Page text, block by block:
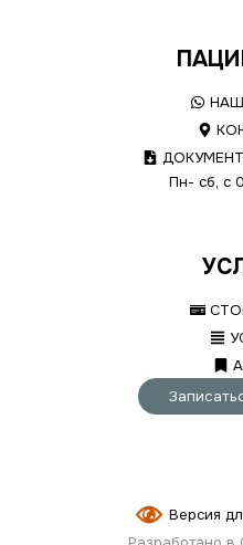
Пн- сб, с
Версия